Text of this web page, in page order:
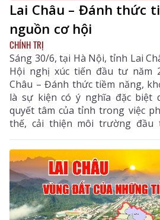
Lai Châu – Đánh thức
nguồn cơ hội
CHÍNH TRỊ
Sáng 30/6, tại Hà Nội, tỉnh Lai
Hội nghị xúc tiến đầu tư năm
Châu – Đánh thức tiềm năng,
là sự kiện có ý nghĩa đặc biệt
quyết tâm của tỉnh trong việc
thế, cải thiện môi trường đầu
cường kết nối và hợp tác với
nhà đầu tư trong nước và quốc